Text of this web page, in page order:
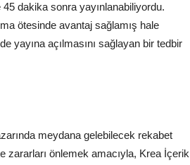
dakika sonra yayınlanabiliyordu.
ötesinde avantaj sağlamış hale
yayına açılmasını sağlayan bir tedbir
meydana gelebilecek rekabet
zararları önlemek amacıyla, Krea İçerik